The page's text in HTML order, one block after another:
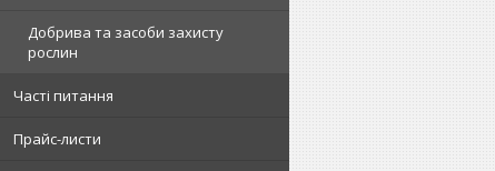
Добрива та засоби захисту
рослин
Часті питання
Прайс-листи